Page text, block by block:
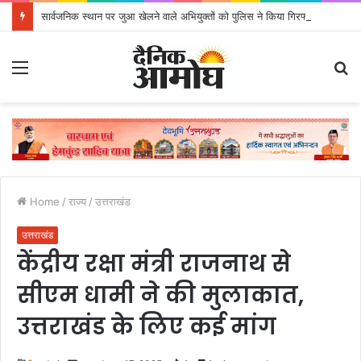
सार्वजनिक स्थान पर जुआ खेलने वाले अभियुक्तों को पुलिस ने किया गिरफ्तार
Home / राज्य / उत्तराखंड
उत्तराखंड
केंद्रीय रक्षा मंत्री राजनाथ से
सीएम धामी ने की मुलाकात,
उत्तराखंड के लिए कई मांग